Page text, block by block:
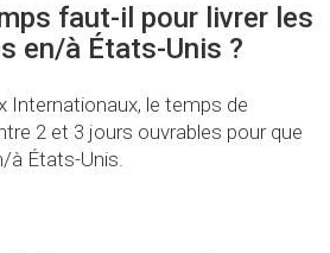
faut-il pour livrer les
en/à États-Unis ?
Internationaux, le temps de
2 et 3 jours ouvrables pour que
à États-Unis.